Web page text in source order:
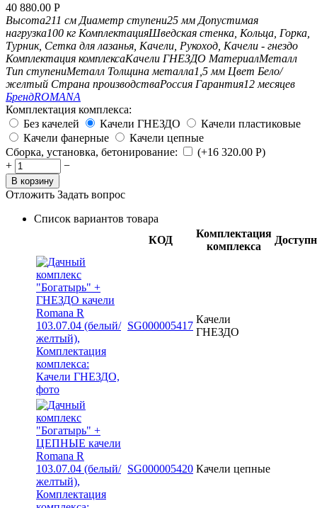
40 880.00 Р
Высота211 см Диаметр ступени25 мм Допустимая
нагрузка100 кг КомплектацияШведская стенка, Кольца, Горка,
Турник, Сетка для лазанья, Качели, Рукоход, Качели - гнездо
Комплектация комплексаКачели ГНЕЗДО МатериалМеталл
Тип ступениМеталл Толщина металла1,5 мм Цвет Бело/
желтый Страна производстваРоссия Гарантия12 месяцев
БрендROMANA
Комплектация комплекса:
Без качелей
Качели ГНЕЗДО
Качели пластиковые
Качели фанерные
Качели цепные
Сборка, установка, бетонирование:
(+16 320.00 Р)
+
−
В корзину
Отложить Задать вопрос
Список вариантов товара
КОД
Комплектация
комплекса
SG000005417
Качели
ГНЕЗДО
SG000005420 Качели цепные